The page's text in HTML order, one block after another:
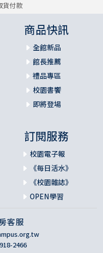
貨付款
商品快訊
全館新品
館長推薦
禮品專區
校園書饗
即將登場
訂閱服務
校園電子報
《每日活水》
《校園雜誌》
OPEN學習
客服
2466